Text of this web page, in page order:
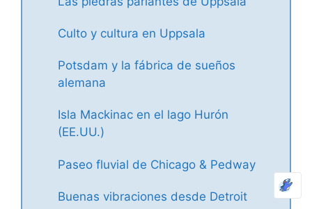
Culto y cultura en Uppsala
Potsdam y la fábrica de sueños
alemana
Isla Mackinac en el lago Hurón
(EE.UU.)
Paseo fluvial de Chicago & Pedway
Buenas vibraciones desde Detroit